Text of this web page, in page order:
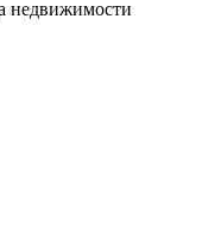
недвижимости